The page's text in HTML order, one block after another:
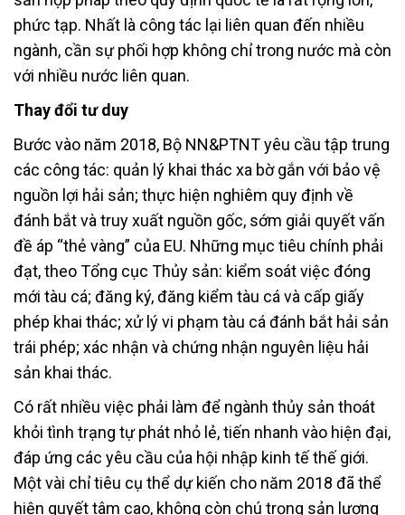
phức tạp. Nhất là công tác lại liên quan đến nhiều
ngành, cần sự phối hợp không chỉ trong nước mà còn
với nhiều nước liên quan.
Thay đổi tư duy
Bước vào năm 2018, Bộ NN&PTNT yêu cầu tập trung
các công tác: quản lý khai thác xa bờ gắn với bảo vệ
nguồn lợi hải sản; thực hiện nghiêm quy định về
đánh bắt và truy xuất nguồn gốc, sớm giải quyết vấn
đề áp “thẻ vàng” của EU. Những mục tiêu chính phải
đạt, theo Tổng cục Thủy sản: kiểm soát việc đóng
mới tàu cá; đăng ký, đăng kiểm tàu cá và cấp giấy
phép khai thác; xử lý vi phạm tàu cá đánh bắt hải sản
trái phép; xác nhận và chứng nhận nguyên liệu hải
sản khai thác.
Có rất nhiều việc phải làm để ngành thủy sản thoát
khỏi tình trạng tự phát nhỏ lẻ, tiến nhanh vào hiện đại,
đáp ứng các yêu cầu của hội nhập kinh tế thế giới.
Một vài chỉ tiêu cụ thể dự kiến cho năm 2018 đã thể
hiện quyết tâm cao, không còn chú trọng sản lượng